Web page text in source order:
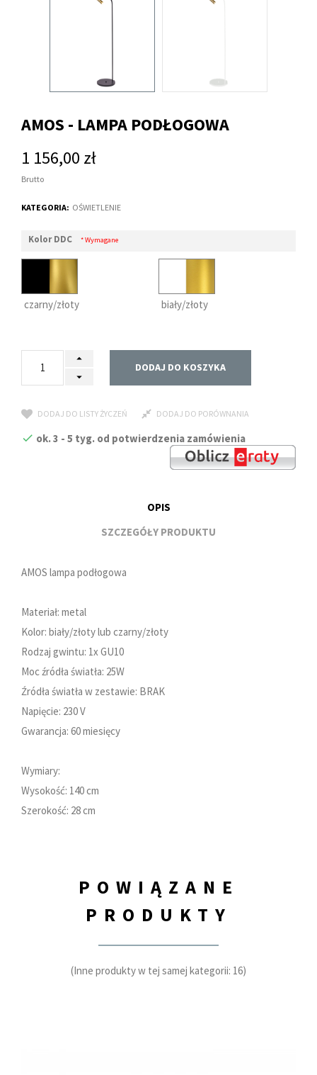
AMOS - LAMPA PODŁOGOWA
1 156,00 zł
Brutto
KATEGORIA: OŚWIETLENIE
Kolor DDC * Wymagane
czarny/złoty biały/złoty
DODAJ DO KOSZYKA
DODAJ DO LISTY ŻYCZEŃ DODAJ DO PORÓWNANIA
ok. 3 - 5 tyg. od potwierdzenia zamówienia
OPIS
SZCZEGÓŁY PRODUKTU
AMOS lampa podłogowa
Materiał: metal
Kolor: biały/złoty lub czarny/złoty
Rodzaj gwintu: 1x GU10
Moc źródła światła: 25W
Źródła światła w zestawie: BRAK
Napięcie: 230 V
Gwarancja: 60 miesięcy
Wymiary:
Wysokość: 140 cm
Szerokość: 28 cm
POWIĄZANE
PRODUKTY
(Inne produkty w tej samej kategorii: 16)